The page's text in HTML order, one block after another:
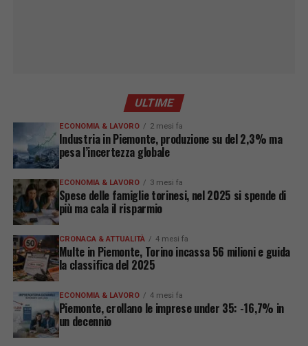
ULTIME
ECONOMIA & LAVORO 2 mesi fa
Industria in Piemonte, produzione su del 2,3% ma
pesa l’incertezza globale
ECONOMIA & LAVORO 3 mesi fa
Spese delle famiglie torinesi, nel 2025 si spende di
più ma cala il risparmio
CRONACA & ATTUALITÀ 4 mesi fa
Multe in Piemonte, Torino incassa 56 milioni e guida
la classifica del 2025
ECONOMIA & LAVORO 4 mesi fa
Piemonte, crollano le imprese under 35: -16,7% in
un decennio